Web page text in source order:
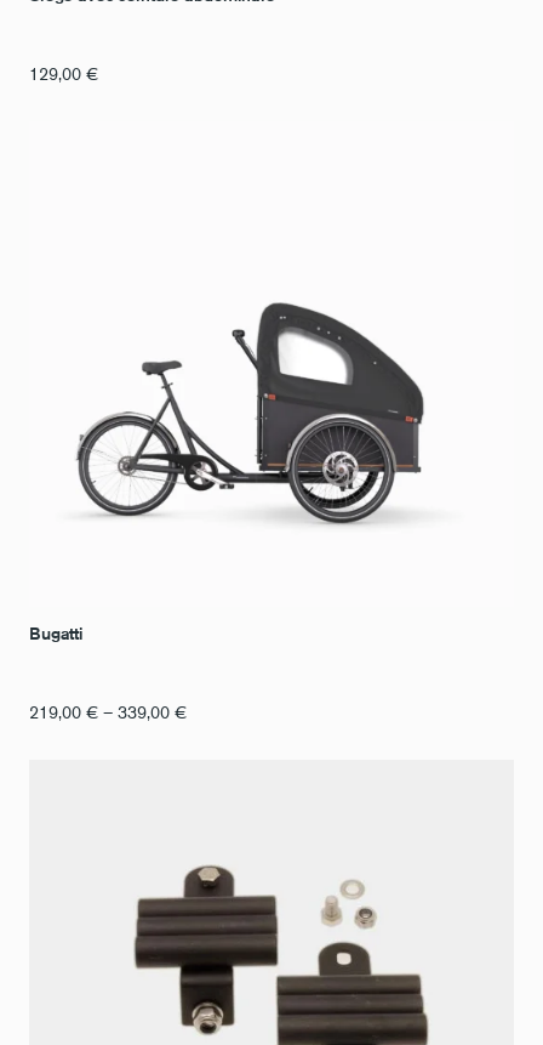
129,00 €
Bugatti
219,00 € – 339,00 €Fourchette
€
à
339,00